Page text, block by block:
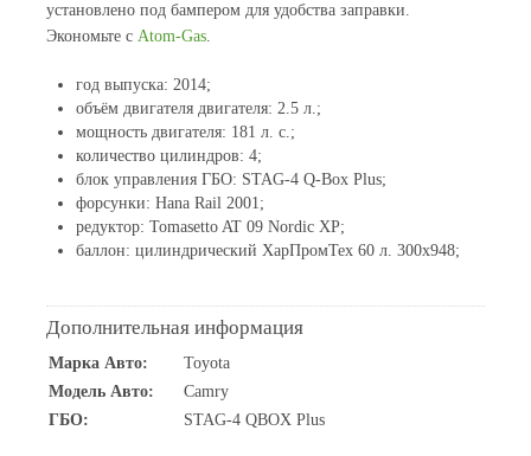
установлено под бампером для удобства заправки.
Экономьте с Atom-Gas.
год выпуска: 2014;
объём двигателя двигателя: 2.5 л.;
мощность двигателя: 181 л. с.;
количество цилиндров: 4;
блок управления ГБО: STAG-4 Q-Box Plus;
форсунки: Hana Rail 2001;
редуктор: Tomasetto AT 09 Nordic XP;
баллон: цилиндрический ХарПромТех 60 л. 300x948;
Дополнительная информация
Марка Авто:
Toyota
Модель Авто:
Camry
ГБО:
STAG-4 QBOX Plus